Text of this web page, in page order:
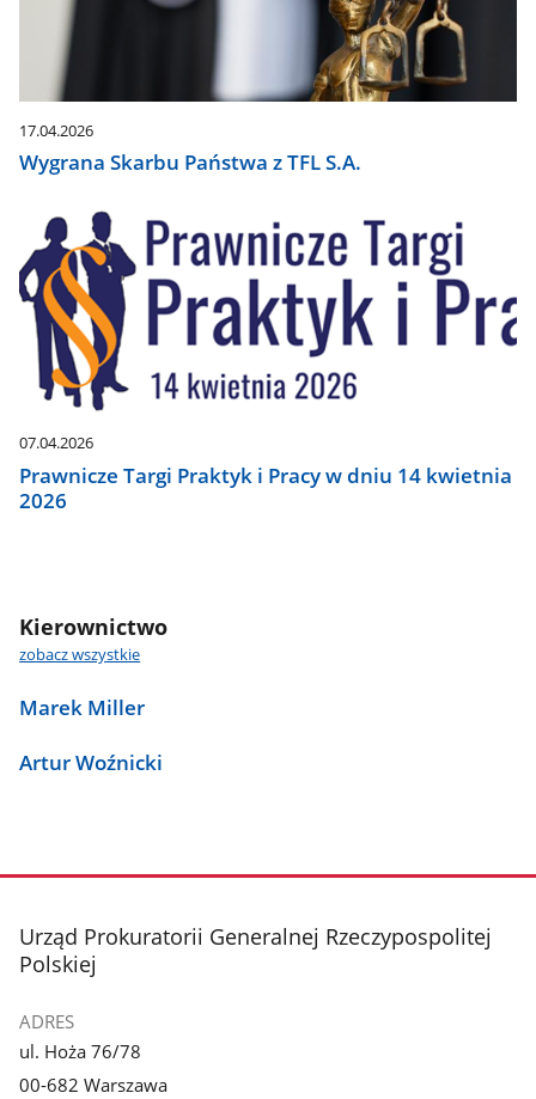
17.04.2026
Wygrana Skarbu Państwa z TFL S.A.
07.04.2026
Prawnicze Targi Praktyk i Pracy w dniu 14 kwietnia
2026
Kierownictwo
zobacz wszystkie
Marek Miller
Artur Woźnicki
stopka
Urząd Prokuratorii Generalnej Rzeczypospolitej
Polskiej
ADRES
ul. Hoża 76/78
00-682 Warszawa